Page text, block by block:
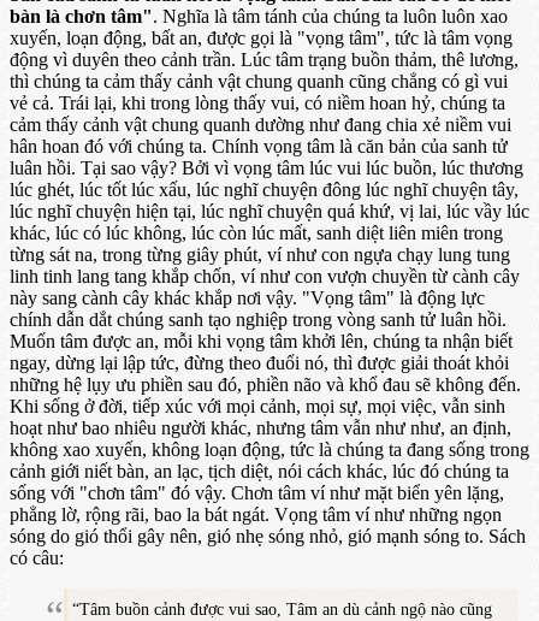
bàn là chơn tâm". Nghĩa là tâm tánh của chúng ta luôn luôn xao
xuyến, loạn động, bất an, được gọi là "vọng tâm", tức là tâm vọng
động vì duyên theo cảnh trần. Lúc tâm trạng buồn thảm, thê lương,
thì chúng ta cảm thấy cảnh vật chung quanh cũng chẳng có gì vui
vẻ cả. Trái lại, khi trong lòng thấy vui, có niềm hoan hỷ, chúng ta
cảm thấy cảnh vật chung quanh dường như đang chia xẻ niềm vui
hân hoan đó với chúng ta. Chính vọng tâm là căn bản của sanh tử
luân hồi. Tại sao vậy? Bởi vì vọng tâm lúc vui lúc buồn, lúc thương
lúc ghét, lúc tốt lúc xấu, lúc nghĩ chuyện đông lúc nghĩ chuyện tây,
lúc nghĩ chuyện hiện tại, lúc nghĩ chuyện quá khứ, vị lai, lúc vầy lúc
khác, lúc có lúc không, lúc còn lúc mất, sanh diệt liên miên trong
từng sát na, trong từng giây phút, ví như con ngựa chạy lung tung
linh tinh lang tang khắp chốn, ví như con vượn chuyền từ cành cây
này sang cành cây khác khắp nơi vậy. "Vọng tâm" là động lực
chính dẫn dắt chúng sanh tạo nghiệp trong vòng sanh tử luân hồi.
Muốn tâm được an, mỗi khi vọng tâm khởi lên, chúng ta nhận biết
ngay, dừng lại lập tức, đừng theo đuổi nó, thì được giải thoát khỏi
những hệ lụy ưu phiền sau đó, phiền não và khổ đau sẽ không đến.
Khi sống ở đời, tiếp xúc với mọi cảnh, mọi sự, mọi việc, vẫn sinh
hoạt như bao nhiêu người khác, nhưng tâm vẫn như như, an định,
không xao xuyến, không loạn động, tức là chúng ta đang sống trong
cảnh giới niết bàn, an lạc, tịch diệt, nói cách khác, lúc đó chúng ta
sống với "chơn tâm" đó vậy. Chơn tâm ví như mặt biển yên lặng,
phẳng lờ, rộng rãi, bao la bát ngát. Vọng tâm ví như những ngọn
sóng do gió thổi gây nên, gió nhẹ sóng nhỏ, gió mạnh sóng to. Sách
có câu:
“Tâm buồn cảnh được vui sao, Tâm an dù cảnh ngộ nào cũng